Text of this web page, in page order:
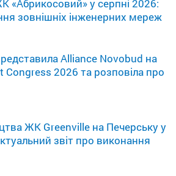
«Абрикосовий» у серпні 2026:
зовнішніх інженерних мереж
Alliance Novobud на
2026 та розповіла про
ЖК Greenville на Печерську у
звіт про виконання